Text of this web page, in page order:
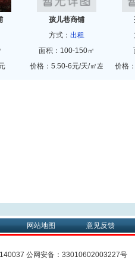
孩儿巷商铺
方式： 出租
面积：100-150㎡
价格：5.50-6元/天/㎡左右
价格
网站地图 意见反馈
公网安备： 33010602003227号